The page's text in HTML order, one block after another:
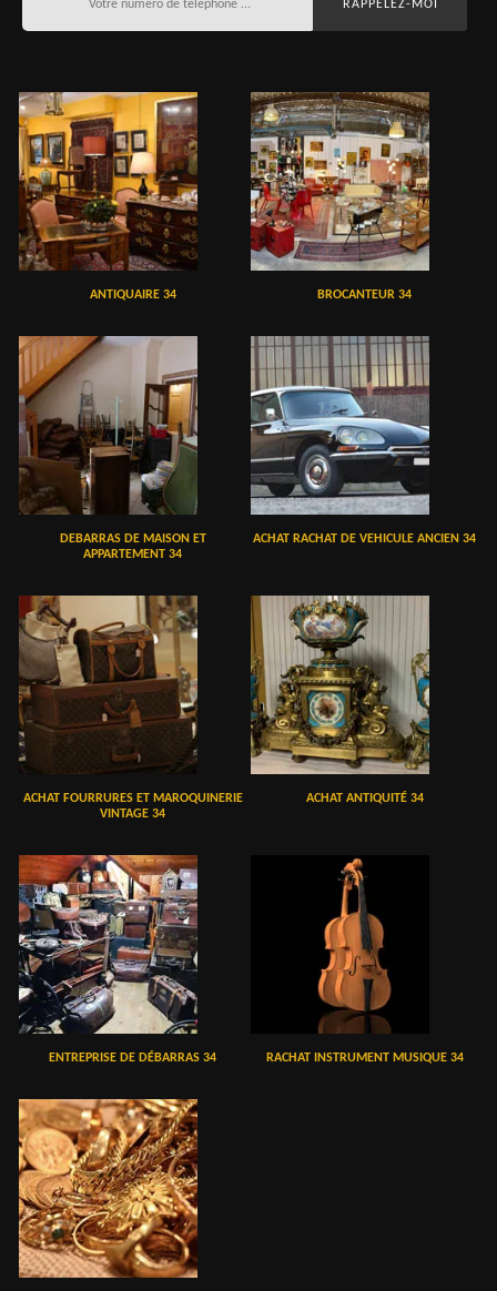
ANTIQUAIRE 34 BROCANTEUR 34
DEBARRAS DE MAISON ET
APPARTEMENT 34
ACHAT RACHAT DE VEHICULE ANCIEN 34
ACHAT FOURRURES ET MAROQUINERIE
VINTAGE 34
ACHAT ANTIQUITÉ 34
ENTREPRISE DE DÉBARRAS 34 RACHAT INSTRUMENT MUSIQUE 34